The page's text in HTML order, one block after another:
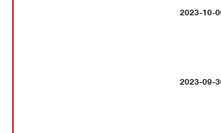
2023-10-
2023-09-